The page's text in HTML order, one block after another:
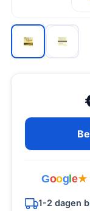
Goog e
1-2 dagen